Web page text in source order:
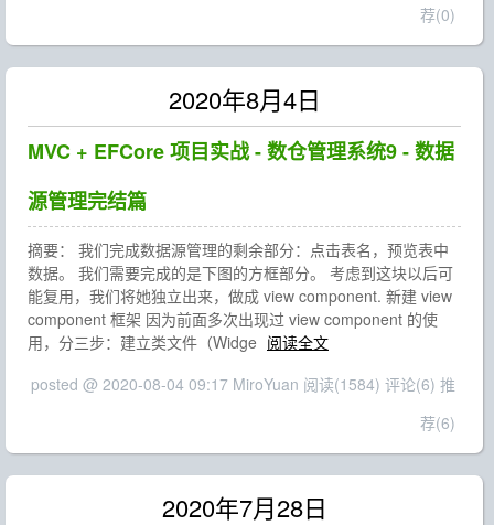
荐(0)
2020年8月4日
MVC + EFCore 项目实战 - 数仓管理系统9 - 数据
源管理完结篇
摘要： 我们完成数据源管理的剩余部分：点击表名，预览表中
数据。 我们需要完成的是下图的方框部分。 考虑到这块以后可
能复用，我们将她独立出来，做成 view component. 新建 view
component 框架 因为前面多次出现过 view component 的使
用，分三步：建立类文件（Widge 阅读全文
posted @ 2020-08-04 09:17 MiroYuan 阅读(1584) 评论(6) 推
荐(6)
2020年7月28日